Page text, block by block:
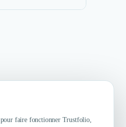
pour faire fonctionner Trustfolio,